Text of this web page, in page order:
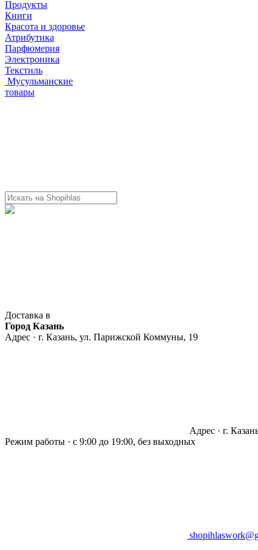
Продукты
Книги
Красота и здоровье
Атрибутика
Парфюмерия
Электроника
Текстиль
Мусульманские
товары
Доставка в
Город Казань
Адрес · г. Казань, ул. Парижской Коммуны, 19
Адрес · г.
Режим работы · с 9:00 до 19:00, без выходных